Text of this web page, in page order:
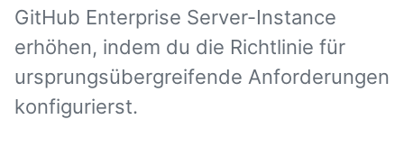
GitHub Enterprise Server-Instance
erhöhen, indem du die Richtlinie für
ursprungsübergreifende Anforderungen
konfigurierst.